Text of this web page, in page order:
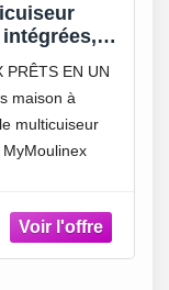
intuitif,
15 ans
PRÊTS EN UN
maison à
multicuiseur
MyMoulinex